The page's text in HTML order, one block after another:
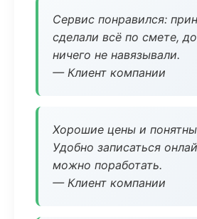
Сервис понравился:
сделали всё по смете,
ничего не навязывали.
— Клиент компании
Хорошие цены и
Удобно записаться
можно поработать.
— Клиент компании